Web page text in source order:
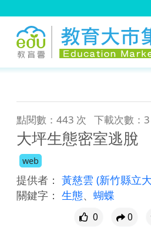
點閱數：443 次 下載次數：
大坪生態密室逃脫
web
提供者： 黃慈雲 (新竹縣立
關鍵字： 生態、 蝴蝶
0 0